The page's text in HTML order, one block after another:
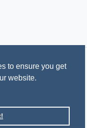
to ensure you get
website.
für